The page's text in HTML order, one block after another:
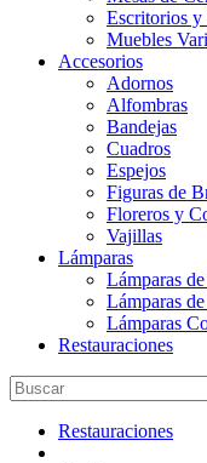
Escritorios y
Muebles
Accesorios
Adornos
Alfombras
Bandejas
Cuadros
Espejos
Figuras de
Floreros y
Vajillas
Lámparas
Lámparas
Lámparas
Lámparas
Restauraciones
Restauraciones